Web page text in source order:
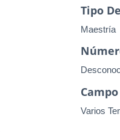
Tipo
Maestría
Varios